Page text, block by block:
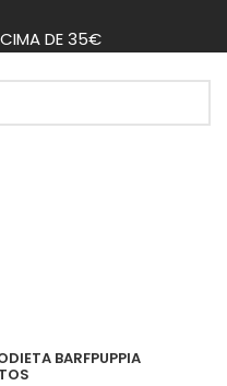
DE 35€
DIETA BARFPUPPIA